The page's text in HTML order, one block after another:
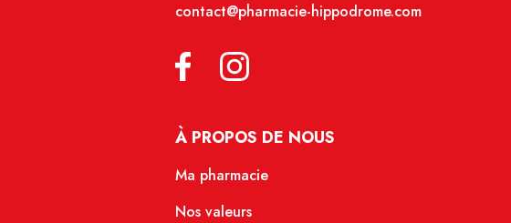
contact@pharmacie-hippodrome.com
À PROPOS DE NOUS
Ma pharmacie
Nos valeurs